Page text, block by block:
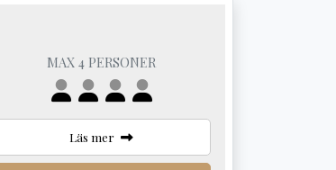
MAX 4 PERSONER
Läs mer